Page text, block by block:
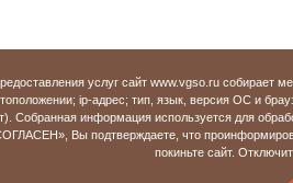
услуг сайт www.vgso.ru
ip-адрес; тип, язык, версия ОС и
Собранная информация используется для
Вы подтверждаете, что
покиньте сайт.